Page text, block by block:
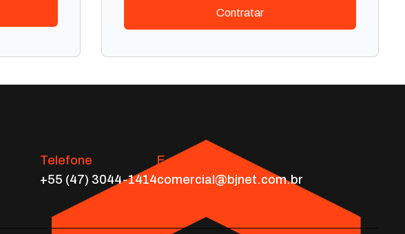
Contratar
Telefone
+55 (47) 3044-1414
E-mail
comercial@bjnet.com.br